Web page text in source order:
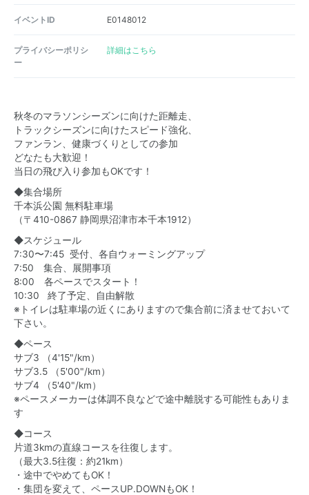
イベントID E0148012
プライバシーポリシ
ー
詳細はこちら
秋冬のマラソンシーズンに向けた距離走、
トラックシーズンに向けたスピード強化、
ファンラン、健康づくりとしての参加
どなたも大歓迎！
当日の飛び入り参加もOKです！
◆集合場所
千本浜公園 無料駐車場
（〒410-0867 静岡県沼津市本千本1912）
◆スケジュール
7:30〜7:45 受付、各自ウォーミングアップ
7:50 集合、展開事項
8:00 各ペースでスタート！
10:30 終了予定、自由解散
※トイレは駐車場の近くにありますので集合前に済ませておいて
下さい。
◆ペース
サブ3 （4'15"/km）
サブ3.5 （5'00"/km）
サブ4 （5'40"/km）
※ペースメーカーは体調不良などで途中離脱する可能性もありま
す
◆コース
片道3kmの直線コースを往復します。
（最大3.5往復：約21km）
・途中でやめてもOK！
・集団を変えて、ペースUP.DOWNもOK！